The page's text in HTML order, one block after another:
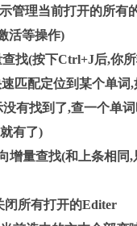
管理当前打开的所有
活等操作)
找(按下Ctrl+J后,你
匹配定位到某个单词
没有找到了,查一个单
有了)
增量查找(和上条相同,
闭所有打开的Editer